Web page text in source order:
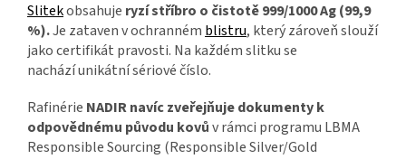
Slitekobsahuje ryzí stříbro o čistotě 999/1000 Ag (99,9
%).Je zataven v ochranném blistru, který zároveň slouží
jako certifikát pravosti. Na každém slitku se
nachází unikátní sériové číslo.
Rafinérie NADIR navíc zveřejňuje dokumenty k
odpovědnému původu kovův rámci programu LBMA
Responsible Sourcing (Responsible Silver/Gold